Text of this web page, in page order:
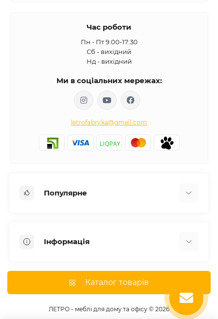
Час роботи
Пн - Пт 9:00-17:30
Сб - вихідний
Нд - вихідний
Ми в соціальних мережах:
letrofabryka@gmail.com
Популярне
Комоди для спальні
Інформація
Оплата
Каталог товарів
ЛЕТРО - меблі для дому та офісу © 2026